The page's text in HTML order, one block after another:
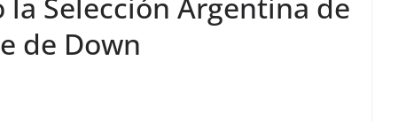
de Down